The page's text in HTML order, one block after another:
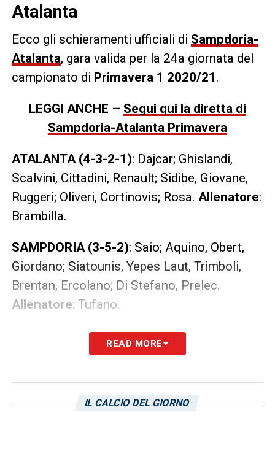
Atalanta
Ecco gli schieramenti ufficiali di Sampdoria-
Atalanta, gara valida per la 24a giornata del
campionato di Primavera 1 2020/21 .
LEGGI ANCHE – Segui qui la diretta di
Sampdoria-Atalanta Primavera
ATALANTA (4-3-2-1): Dajcar; Ghislandi,
Scalvini, Cittadini, Renault; Sidibe, Giovane,
Ruggeri; Oliveri, Cortinovis; Rosa. Allenatore:
Brambilla.
SAMPDORIA (3-5-2): Saio; Aquino, Obert,
Giordano; Siatounis, Yepes Laut, Trimboli,
Brentan, Ercolano; Di Stefano, Prelec.
Allenatore: Tufano.
LA PLAYLIST DELLE NOSTRE TOP NEWS
READ MORE
IL CALCIO DEL GIORNO